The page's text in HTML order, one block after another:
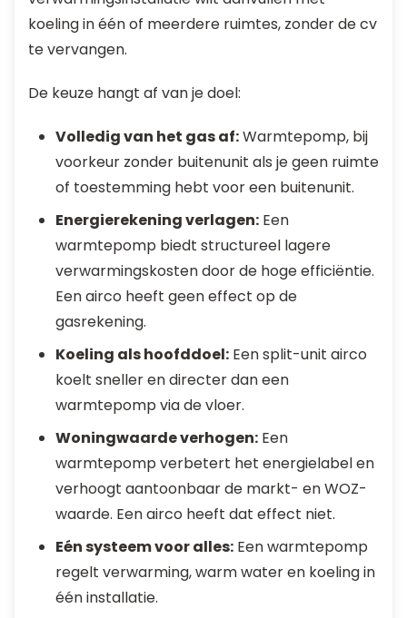
koeling in één of meerdere ruimtes, zonder de cv
te vervangen.
De keuze hangt af van je doel:
Volledig van het gas af:Warmtepomp, bij
voorkeur zonder buitenunit als je geen ruimte
of toestemming hebt voor een buitenunit.
Energierekening verlagen: Een
warmtepomp biedt structureel lagere
verwarmingskosten door de hoge efficiëntie.
Een airco heeft geen effect op de
gasrekening.
Koeling als hoofddoel: Een split-unit airco
koelt sneller en directer dan een
warmtepomp via de vloer.
Woningwaarde verhogen: Een
warmtepomp verbetert het energielabel en
verhoogt aantoonbaar de markt- en WOZ-
waarde. Een airco heeft dat effect niet.
Eén systeem voor alles: Een warmtepomp
regelt verwarming, warm water en koeling in
één installatie.